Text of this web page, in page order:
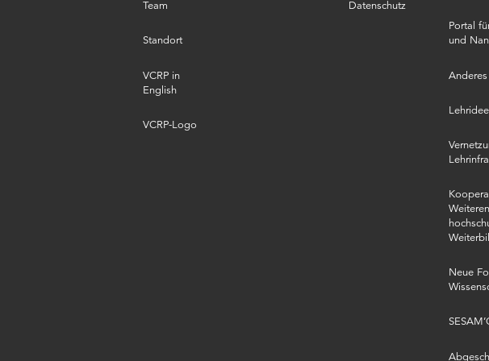
Team
Standort
VCRP in
English
VCRP-Logo
Datenschutz
Portal
und
Neue